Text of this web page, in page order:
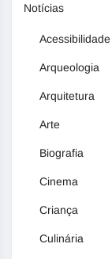
Notícias
Acessibilidade
Arqueologia
Arquitetura
Arte
Biografia
Cinema
Criança
Culinária